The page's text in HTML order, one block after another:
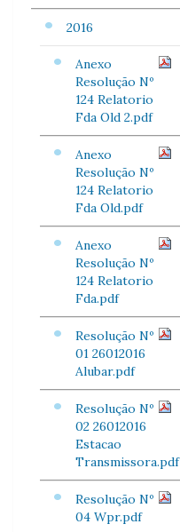
2016
Anexo
Resolução Nº
124 Relatorio
Fda Old 2.pdf
Anexo
Resolução Nº
124 Relatorio
Fda Old.pdf
Anexo
Resolução Nº
124 Relatorio
Fda.pdf
Resolução Nº
01 26012016
Alubar.pdf
Resolução Nº
02 26012016
Estacao
Transmissora.pdf
Resolução Nº
04 Wpr.pdf